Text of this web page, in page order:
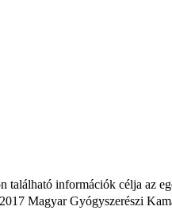
található információk célja az
Magyar Gyógyszerészi